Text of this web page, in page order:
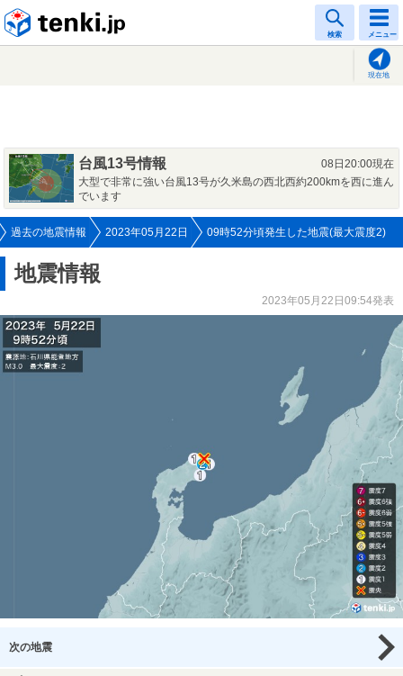
検索 メニュー
現在地
台風13号情報
08日20:00現在
大型で非常に強い台風13号が久米島の西北西約200kmを西に進ん
でいます
過去の地震情報 2023年05月22日 09時52分頃発生した地震(最大震度2)
地震情報
2023年05月22日09:54発表
次の地震